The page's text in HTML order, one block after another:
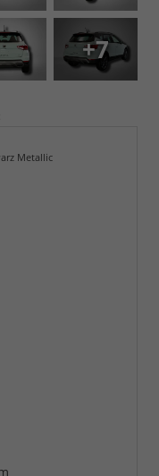
+7
Metallic